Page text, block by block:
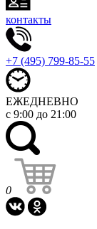
контакты
+7 (495) 799-85-55
ЕЖЕДНЕВНО
с 9:00 до 21:00
0